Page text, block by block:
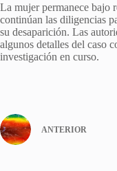
La mujer permanece bajo
continúan las diligencias
su desaparición. Las
algunos detalles del caso
investigación en curso.
ANTERIOR